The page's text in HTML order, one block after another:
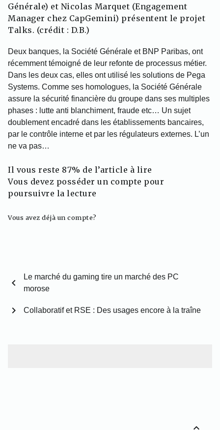
Générale) et Nicolas Marquet (Engagement
Manager chez CapGemini) présentent le projet
Talks. (crédit : D.B.)
Deux banques, la Société Générale et BNP Paribas, ont
récemment témoigné de leur refonte de processus métier.
Dans les deux cas, elles ont utilisé les solutions de Pega
Systems. Comme ses homologues, la Société Générale
assure la sécurité financière du groupe dans ses multiples
phases : lutte anti blanchiment, fraude etc… Un sujet
doublement encadré dans les établissements bancaires,
par le contrôle interne et par les régulateurs externes. L’un
ne va pas…
Il vous reste 87% de l’article à lire
Vous devez posséder un compte pour
poursuivre la lecture
Vous avez déjà un compte?
chevron_left
Le marché du gaming tire un marché des PC
morose
Collaboratif et RSE : Des usages encore à la traîne
chevron_right